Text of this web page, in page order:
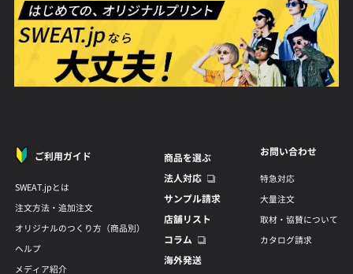
ご利用ガイド
SWEAT.jpとは
注文方法・追加注文
オリジナルのつくり方（商品別）
ヘルプ
メディア紹介
商品を選ぶ
法人対応
サンプル請求
店舗リスト
コラム
海外発送
お問い合わせ
特急対応
大量注文
取材・協賛について
カタログ請求